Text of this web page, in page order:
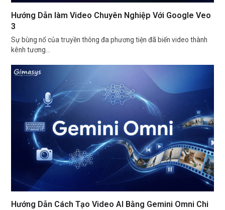
Hướng Dẫn làm Video Chuyên Nghiệp Với Google Veo
3
Sự bùng nổ của truyền thông đa phương tiện đã biến video thành
kênh tương…
Hướng Dẫn Cách Tạo Video AI Bằng Gemini Omni Chi